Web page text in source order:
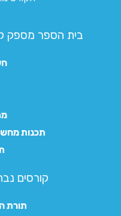
בית הספר מספק
תכנות
קורסים
תורת